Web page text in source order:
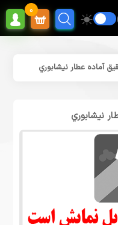
0
آماده عطار نیشابوري
نیشابوري